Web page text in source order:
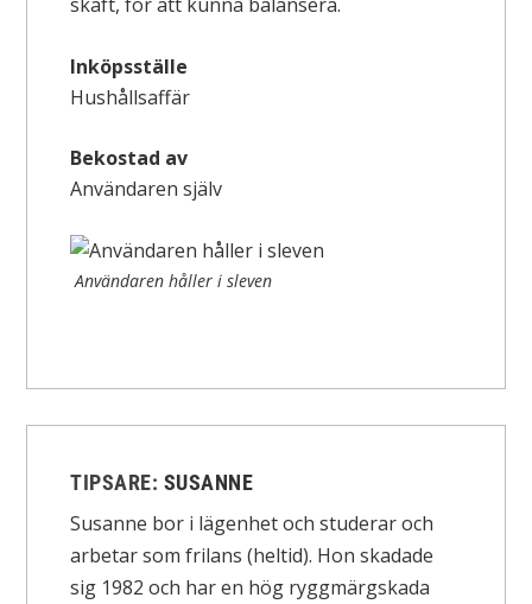
Inköpsställe
Hushållsaffär
Bekostad av
Användaren själv
Användaren håller i sleven
TIPSARE: SUSANNE
Susanne bor i lägenhet och studerar och
arbetar som frilans (heltid). Hon skadade
sig 1982 och har en hög ryggmärgskada